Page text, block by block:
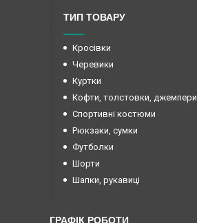
ТИП ТОВАРУ
Кросівки
Черевики
Куртки
Кофти, толстовки, джемпери
Спортивні костюми
Рюкзаки, сумки
Футболки
Шорти
Шапки, рукавиці
ГРАФІК РОБОТИ